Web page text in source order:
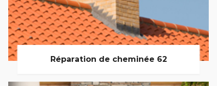
Réparation de cheminée 62